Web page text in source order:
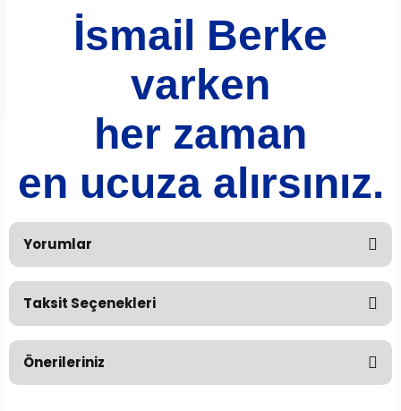
İsmail Berke
varken
her zaman
en ucuza alırsınız.
Yorumlar
Bu ürüne ilk yorumu siz yapın!
Taksit Seçenekleri
Önerileriniz